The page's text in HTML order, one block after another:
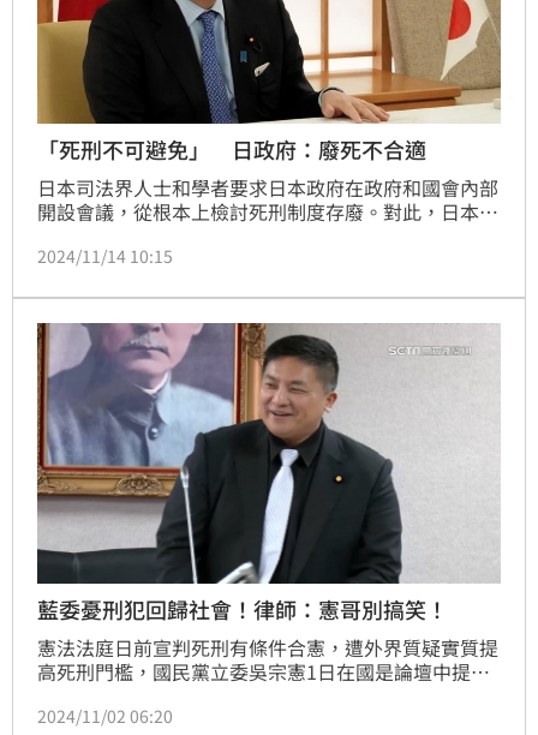
「死刑不可避免」 日政府：廢死不合適
日本司法界人士和學者要求日本政府在政府和國會內部
開設會議，從根本上檢討死刑制度存廢。對此，日本官
刑的存在不可避免，政府不考慮開設相關會議。
2024/11/14 10:15
藍委憂刑犯回歸社會！律師：憲哥別搞笑！
憲法法庭日前宣判死刑有條件合憲，遭外界質疑實質提
高死刑門檻，國民黨立委吳宗憲1日在國是論壇中提出4
以聲請假釋等，質疑「你能想像死刑犯跟你住同個社
2024/11/02 06:20